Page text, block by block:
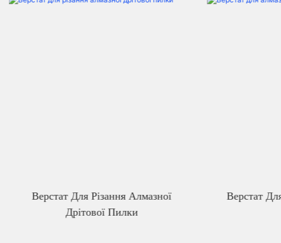
Верстат Для Різання Алмазної
Дрітової Пилки
Верстат